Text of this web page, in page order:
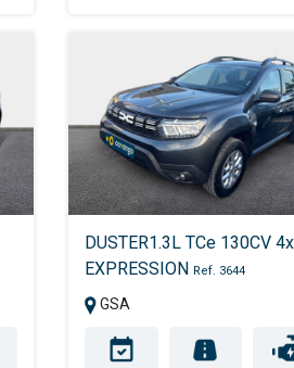
DUSTER1.3L TCe 130CV
EXPRESSION
Ref. 3644
GSA